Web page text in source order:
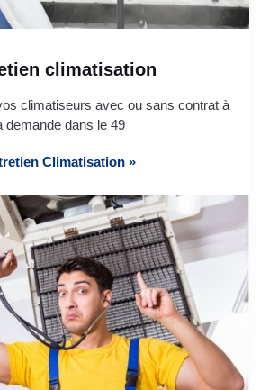
climatisation
climatiseurs avec ou sans contrat à
demande dans le 49
Climatisation »